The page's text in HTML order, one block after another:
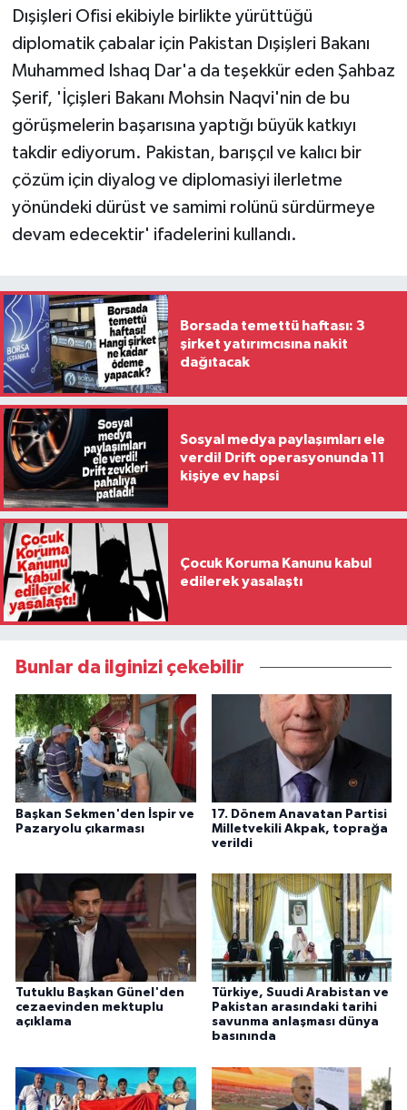
Dışişleri Ofisi ekibiyle birlikte yürüttüğü
diplomatik çabalar için Pakistan Dışişleri Bakanı
Muhammed Ishaq Dar'a da teşekkür eden Şahbaz
Şerif, 'İçişleri Bakanı Mohsin Naqvi'nin de bu
görüşmelerin başarısına yaptığı büyük katkıyı
takdir ediyorum. Pakistan, barışçıl ve kalıcı bir
çözüm için diyalog ve diplomasiyi ilerletme
yönündeki dürüst ve samimi rolünü sürdürmeye
devam edecektir' ifadelerini kullandı.
Borsada temettü haftası: 3
şirket yatırımcısına nakit
dağıtacak
Sosyal medya paylaşımları ele
verdi! Drift operasyonunda 11
kişiye ev hapsi
Çocuk Koruma Kanunu kabul
edilerek yasalaştı
Bunlar da ilginizi çekebilir
Başkan Sekmen'den İspir ve
Pazaryolu çıkarması
17. Dönem Anavatan Partisi
Milletvekili Akpak, toprağa
verildi
Tutuklu Başkan Günel'den
cezaevinden mektuplu
açıklama
Türkiye, Suudi Arabistan ve
Pakistan arasındaki tarihi
savunma anlaşması dünya
basınında